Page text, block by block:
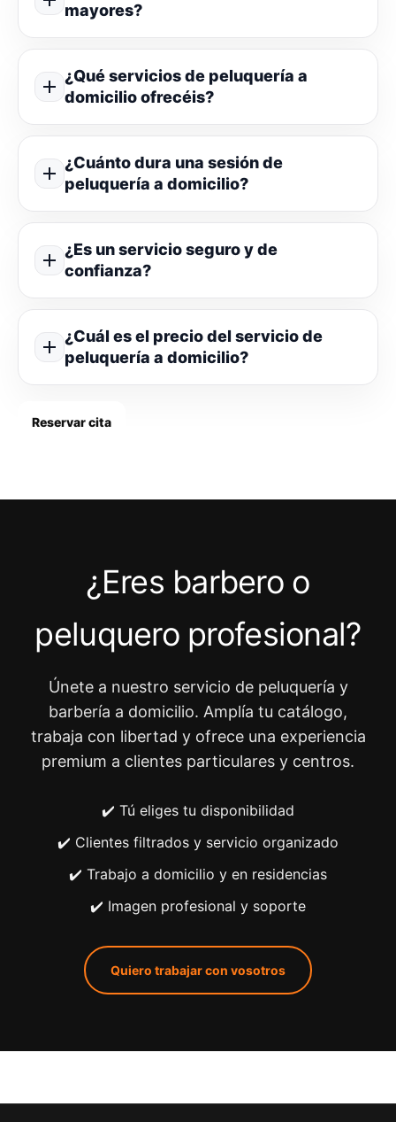
mayores?
¿Qué servicios de peluquería a
domicilio ofrecéis?
¿Cuánto dura una sesión de
peluquería a domicilio?
¿Es un servicio seguro y de
confianza?
¿Cuál es el precio del servicio de
peluquería a domicilio?
Reservar cita
¿Eres barbero o
peluquero profesional?
Únete a nuestro servicio de peluquería y
barbería a domicilio. Amplía tu catálogo,
trabaja con libertad y ofrece una experiencia
premium a clientes particulares y centros.
✔️ Tú eliges tu disponibilidad
✔️ Clientes filtrados y servicio organizado
✔️ Trabajo a domicilio y en residencias
✔️ Imagen profesional y soporte
Quiero trabajar con vosotros